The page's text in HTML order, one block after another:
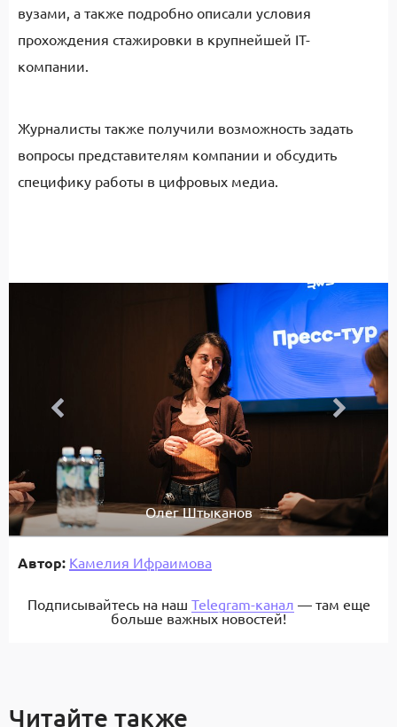
вузами, а также подробно описали условия
прохождения стажировки в крупнейшей IT-
компании.
Журналисты также получили возможность задать
вопросы представителям компании и обсудить
специфику работы в цифровых медиа.
Олег Штыканов
Автор: Камелия Ифраимова
Подписывайтесь на наш Telegram-канал — там еще
больше важных новостей!
Читайте также